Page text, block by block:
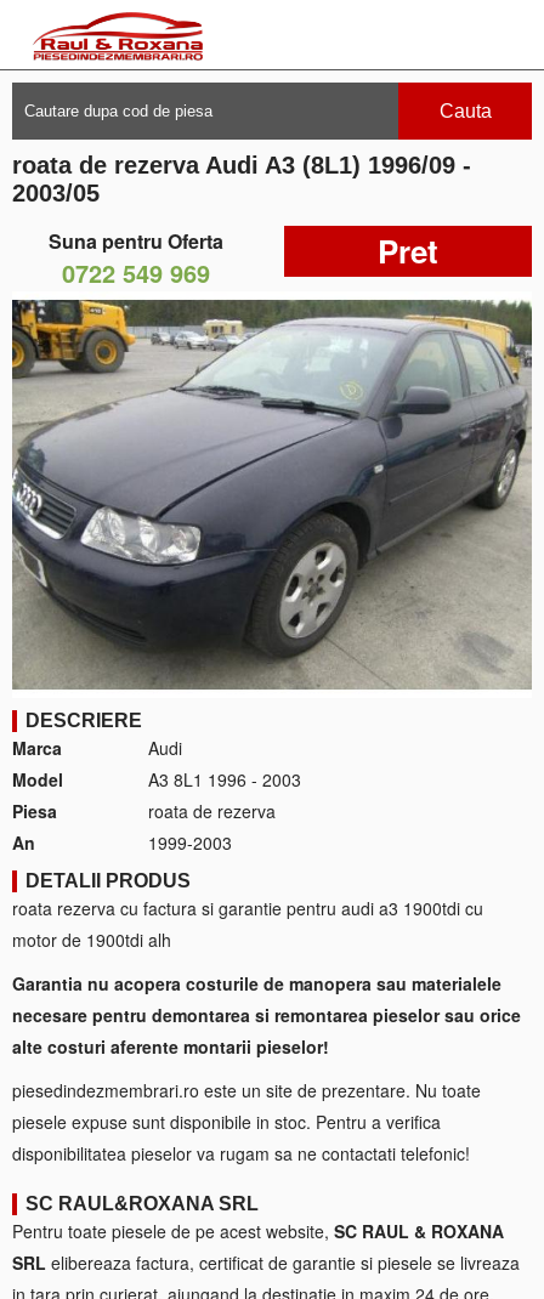
Cauta
roata de rezerva Audi A3 (8L1) 1996/09 -
2003/05
Suna pentru Oferta
0722 549 969 Pret
DESCRIERE
Marca
Audi
Model
A3 8L1 1996 - 2003
Piesa
roata de rezerva
An
1999-2003
DETALII PRODUS
roata rezerva cu factura si garantie pentru audi a3 1900tdi cu
motor de 1900tdi alh
Garantia nu acopera costurile de manopera sau materialele
necesare pentru demontarea si remontarea pieselor sau orice
alte costuri aferente montarii pieselor!
piesedindezmembrari.ro este un site de prezentare. Nu toate
piesele expuse sunt disponibile in stoc. Pentru a verifica
disponibilitatea pieselor va rugam sa ne contactati telefonic!
SC RAUL&ROXANA SRL
Pentru toate piesele de pe acest website, SC RAUL & ROXANA
SRL elibereaza factura, certificat de garantie si piesele se livreaza
in tara prin curierat, ajungand la destinatie in maxim 24 de ore.